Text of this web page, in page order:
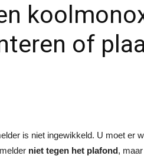
of
is niet ingewikkeld. U moet er
niet tegen het plafond,